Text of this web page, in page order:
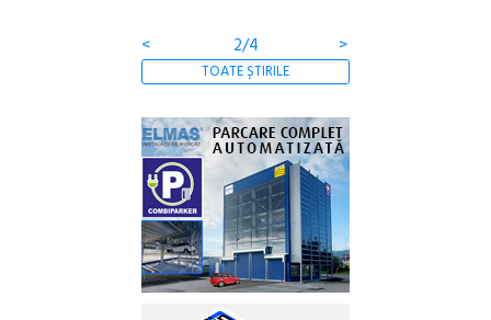
< 2/4 >
TOATE ȘTIRILE